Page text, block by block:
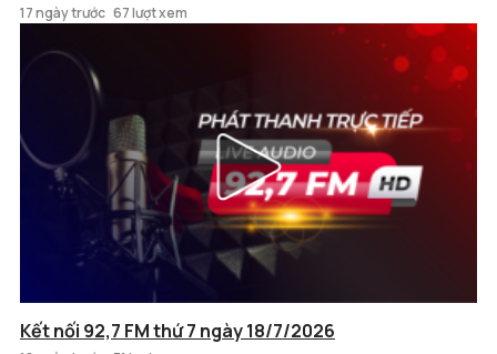
17 ngày trước 67 lượt xem
Kết nối 92,7 FM thứ 7 ngày 18/7/2026